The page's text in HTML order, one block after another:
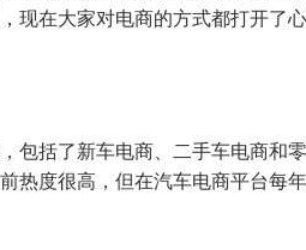
现在大家对电商的方式都打开了
括了新车电商、二手车电商和
热度很高，但在汽车电商平台每